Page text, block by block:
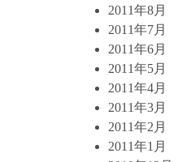
2011年8月
2011年7月
2011年6月
2011年5月
2011年4月
2011年3月
2011年2月
2011年1月